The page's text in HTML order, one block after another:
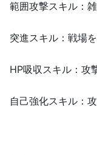
範囲攻撃スキル：
突進スキル：戦場
HP吸収スキル：攻
自己強化スキル：